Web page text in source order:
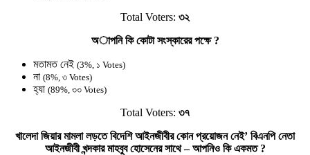
Total Voters: ৩২
অাপনি কি কোটা সংস্কারের পক্ষে ?
মতামত নেই (3%, ১ Votes)
না (8%, ৩ Votes)
হ্যা (89%, ৩৩ Votes)
Total Voters: ৩৭
খালেদা জিয়ার মামলা লড়তে বিদেশি আইনজীবীর কোন প্রয়োজন নেই’ বিএনপি নেতা
আইনজীবী খন্দকার মাহবুব হোসেনের সাথে – আপনিও কি একমত ?